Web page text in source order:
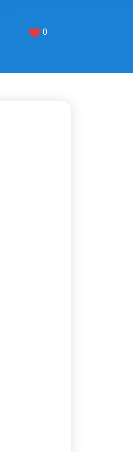
0